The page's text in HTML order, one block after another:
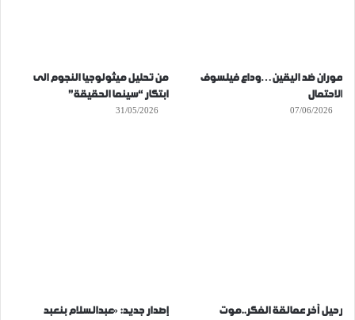
موران ضد اليقين…وداع فيلسوف
الاحتمال
07/06/2026
من تحليل ميثولوجيا النجوم الى
ابتكار “سينما الحقيقة”
31/05/2026
رحيل آخر عمالقة الفكر..موت
إصدار جديد: «عبدالسلام بنعبد